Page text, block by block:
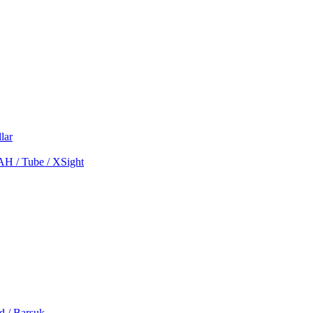
/ Tube / XSight